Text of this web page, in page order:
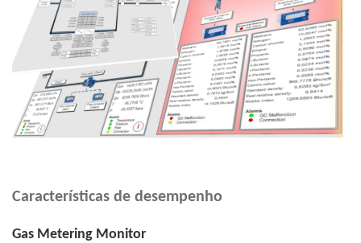
Características de desempenho
Gas Metering Monitor